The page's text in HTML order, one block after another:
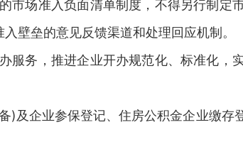
市场准入负面清单制度，不得另行制定
壁垒的意见反馈渠道和处理回应机制。
服务，推进企业开办规范化、标准化，
及企业参保登记、住房公积金企业缴存